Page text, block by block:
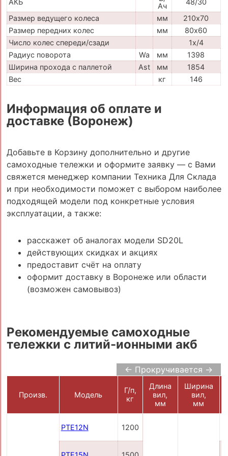
Ач
Размер ведущего колеса
мм
210х70
Размер передних колес
мм
80х60
Число колес спереди/сзади
1х/4
Радиус поворота
Wa мм
1398
Ширина прохода с паллетой
Ast мм
1854
Вес
кг 146
Информация об оплате и
доставке (Воронеж)
Добавьте в Корзину дополнительно и другие
самоходные тележки и оформите заявку — с Вами
свяжется менеджер компании Техника Для Склада
и при необходимости поможет с выбором наиболее
подходящей модели под конкретные условия
эксплуатации, а также:
расскажет об аналогах модели SD20L
действующих скидках и акциях
предоставит счёт на оплату
оформит доставку в Воронеже или области
(возможен самовывоз)
Рекомендуемые самоходные
тележки с литий-ионными акб
← Прокручивается →
Произв. Модель
Г/п,
кг
Длина
вил,
мм
Ширина
вил,
мм
PTE12N 1200